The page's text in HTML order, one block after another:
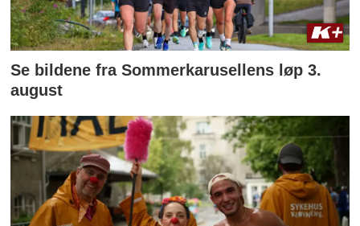
Se bildene fra Sommerkarusellens løp 3.
august